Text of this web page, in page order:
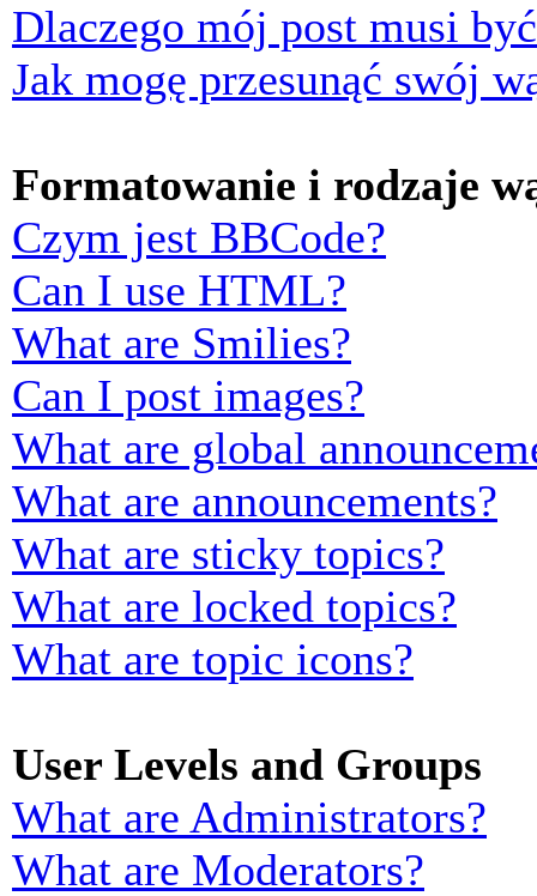
Dlaczego mój post musi
Jak mogę przesunąć swój
Formatowanie i rodzaje
Czym jest BBCode?
Can I use HTML?
What are Smilies?
Can I post images?
What are global
What are announcements?
What are sticky topics?
What are locked topics?
What are topic icons?
User Levels and Groups
What are Administrators?
What are Moderators?